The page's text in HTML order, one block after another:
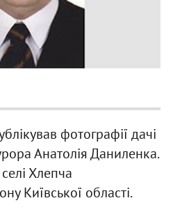
фотографії дачі
Анатолія Даниленка.
Хлепча
Київської області.